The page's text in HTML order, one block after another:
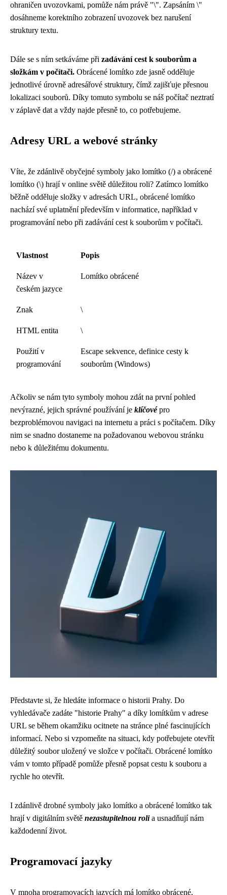
ohraničen uvozovkami, pomůže nám právě "\". Zapsáním \"
dosáhneme korektního zobrazení uvozovek bez narušení
struktury textu.
Dále se s ním setkáváme při zadávání cest k souborům a
složkám v počítači. Obrácené lomítko zde jasně odděluje
jednotlivé úrovně adresářové struktury, čímž zajišťuje přesnou
lokalizaci souborů. Díky tomuto symbolu se náš počítač neztratí
v záplavě dat a vždy najde přesně to, co potřebujeme.
Adresy URL a webové stránky
Víte, že zdánlivě obyčejné symboly jako lomítko (/) a obrácené
lomítko (\) hrají v online světě důležitou roli? Zatímco lomítko
běžně odděluje složky v adresách URL, obrácené lomítko
nachází své uplatnění především v informatice, například v
programování nebo při zadávání cest k souborům v počítači.
Vlastnost Popis
Název v
českém jazyce
Lomítko obrácené
Znak \
HTML entita \
Použití v
programování
Escape sekvence, definice cesty k
souborům (Windows)
Ačkoliv se nám tyto symboly mohou zdát na první pohled
nevýrazné, jejich správné používání je klíčovépro
bezproblémovou navigaci na internetu a práci s počítačem. Díky
nim se snadno dostaneme na požadovanou webovou stránku
nebo k důležitému dokumentu.
Představte si, že hledáte informace o historii Prahy. Do
vyhledávače zadáte "historie Prahy" a díky lomítkům v adrese
URL se během okamžiku ocitnete na stránce plné fascinujících
informací. Nebo si vzpomeňte na situaci, kdy potřebujete otevřít
důležitý soubor uložený ve složce v počítači. Obrácené lomítko
vám v tomto případě pomůže přesně popsat cestu k souboru a
rychle ho otevřít.
I zdánlivě drobné symboly jako lomítko a obrácené lomítko tak
hrají v digitálním světě nezastupitelnou rolia usnadňují nám
každodenní život.
Programovací jazyky
V mnoha programovacích jazycích má lomítko obrácené,